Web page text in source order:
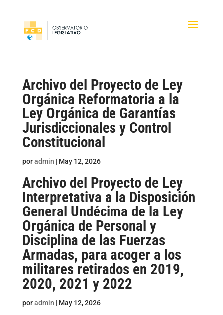
Archivo del Proyecto de Ley
Orgánica Reformatoria a la
Ley Orgánica de Garantías
Jurisdiccionales y Control
Constitucional
poradmin | May 12, 2026
Archivo del Proyecto de Ley
Interpretativa a la Disposición
General Undécima de la Ley
Orgánica de Personal y
Disciplina de las Fuerzas
Armadas, para acoger a los
militares retirados en 2019,
2020, 2021 y 2022
poradmin | May 12, 2026